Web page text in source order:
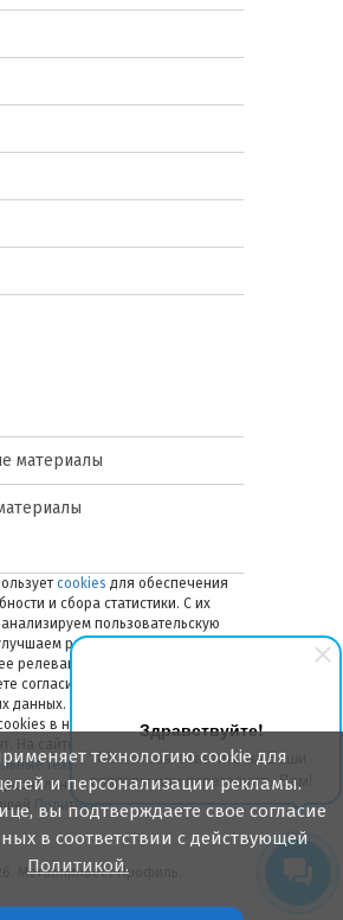
Здравствуйте!
Мы готовы ответить на Ваши
вопросы или перезвонить Вам!
материалы
cookies для обеспечения
и сбора статистики. С их
пользовательскую
работу сайта и делаем
релевантной. Оставаясь на
согласие на обработку ваших
данных. Вы можете отключить
в настройках браузера в
На сайте также применяются
технологии. Подробнее об
данных — в
Политике.
Металлинвест Профиль.
технологию cookie для
и персонализации рекламы.
вы подтверждаете свое согласие
в соответствии с действующей
Политикой.